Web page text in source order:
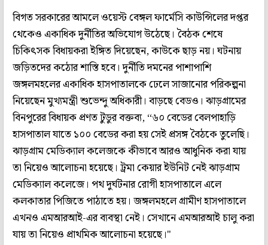
বিগত সরকারের আমলে ওয়েস্ট বেঙ্গল ফার্মেসি কাউন্সিলের দপ্তর
থেকেও একাধিক দুর্নীতির অভিযোগ উঠেছে। বৈঠক শেষে
চিকিৎসক বিধায়করা ইঙ্গিত দিয়েছেন, কাউকে ছাড় নয়। ঘটনায়
জড়িতদের কঠোর শাস্তি হবে। দুর্নীতি দমনের পাশাপাশি
জঙ্গলমহলের একাধিক হাসপাতালকে ঢেলে সাজানোর পরিকল্পনা
নিয়েছেন মুখ‌্যমন্ত্রী শুভেন্দু অধিকারী। বাড়ছে বেডও। ঝাড়গ্রামের
বিনপুরের বিধায়ক প্রণত টুডুর বক্তব‌্য, ‘‘৬০ বেডের বেলপাহাড়ি
হাসপাতাল যাতে ১০০ বেডের করা হয় সেই প্রসঙ্গ বৈঠকে তুলেছি।
ঝাড়গ্রাম মেডিক‌্যাল কলেজকে কীভাবে আরও আধুনিক করা যায়
তা নিয়েও আলোচনা হয়েছে। ট্রমা কেয়ার ইউনিট নেই ঝাড়গ্রাম
মেডিক‌্যাল কলেজে। পথ দুর্ঘটনার রোগী হাসপাতালে এলে
কলকাতার পিজিতে পাঠাতে হয়। জঙ্গলমহলে গ্রামীণ হাসপাতালে
এখনও এমআরআই-এর ব‌্যবস্থা নেই। সেখানে এমআরআই চালু করা
যায় তা নিয়েও প্রাথমিক আলোচনা হয়েছে।"